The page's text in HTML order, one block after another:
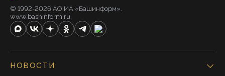
© 1992-2026 АО ИА «Башинформ».
www.bashinform.ru
НОВОСТИ